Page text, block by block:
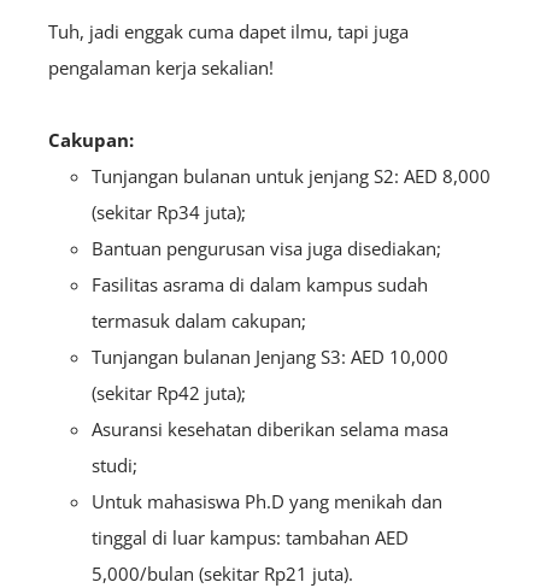
Tuh, jadi enggak cuma dapet ilmu, tapi juga
pengalaman kerja sekalian!
Cakupan:
Tunjangan bulanan untuk jenjang S2: AED 8,000
(sekitar Rp34 juta);
Bantuan pengurusan visa juga disediakan;
Fasilitas asrama di dalam kampus sudah
termasuk dalam cakupan;
Tunjangan bulanan Jenjang S3: AED 10,000
(sekitar Rp42 juta);
Asuransi kesehatan diberikan selama masa
studi;
Untuk mahasiswa Ph.D yang menikah dan
tinggal di luar kampus: tambahan AED
5,000/bulan (sekitar Rp21 juta).